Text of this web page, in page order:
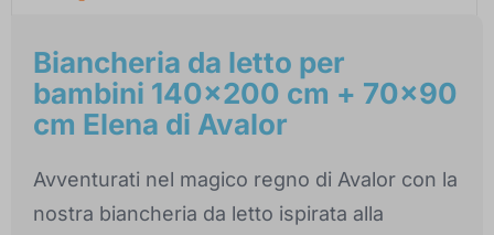
Biancheria da letto per
bambini 140x200 cm + 70x90
cm Elena di Avalor
Avventurati nel magico regno di Avalor con la
nostra biancheria da letto ispirata alla